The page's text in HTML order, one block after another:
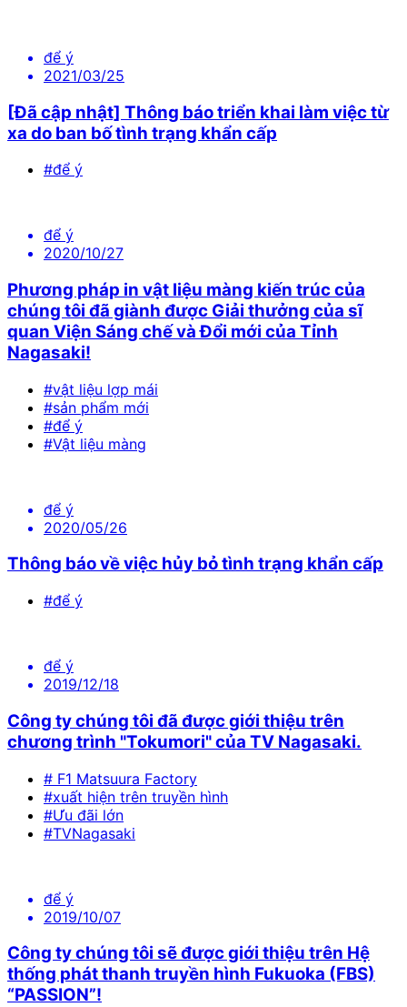
để ý
2021/03/25
[Đã cập nhật] Thông báo triển khai làm việc từ
xa do ban bố tình trạng khẩn cấp
#để ý
để ý
2020/10/27
Phương pháp in vật liệu màng kiến trúc của
chúng tôi đã giành được Giải thưởng của sĩ
quan Viện Sáng chế và Đổi mới của Tỉnh
Nagasaki!
#vật liệu lợp mái
#sản phẩm mới
#để ý
#Vật liệu màng
để ý
2020/05/26
Thông báo về việc hủy bỏ tình trạng khẩn cấp
#để ý
để ý
2019/12/18
Công ty chúng tôi đã được giới thiệu trên
chương trình "Tokumori" của TV Nagasaki.
# F1 Matsuura Factory
#xuất hiện trên truyền hình
#Ưu đãi lớn
#TVNagasaki
để ý
2019/10/07
Công ty chúng tôi sẽ được giới thiệu trên Hệ
thống phát thanh truyền hình Fukuoka (FBS)
“PASSION”!